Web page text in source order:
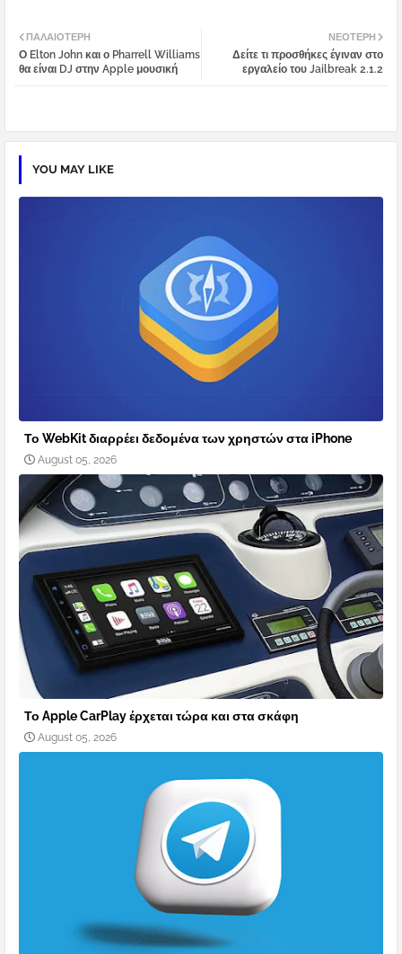
tter atsa
ΝΕΌΤΕΡΗ
Δείτε τι προσθήκες έγιναν στο
εργαλείο του Jailbreak 2.1.2
ΠΑΛΑΙΌΤΕΡΗ
Ο Elton John και ο Pharrell Williams
θα είναι DJ στην Apple μουσική
YOU MAY LIKE
Το WebKit διαρρέει δεδομένα των χρηστών στα iPhone
August 05, 2026
Το Apple CarPlay έρχεται τώρα και στα σκάφη
August 05, 2026